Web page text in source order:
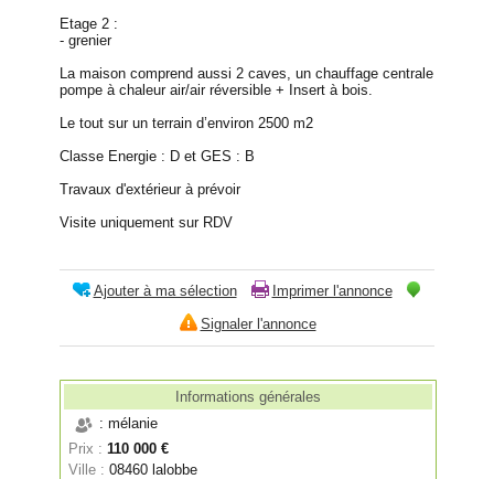
Etage 2 :
- grenier
La maison comprend aussi 2 caves, un chauffage centrale
pompe à chaleur air/air réversible + Insert à bois.
Le tout sur un terrain d’environ 2500 m2
Classe Energie : D et GES : B
Travaux d'extérieur à prévoir
Visite uniquement sur RDV
Ajouter à ma sélection
Imprimer l'annonce
Signaler l'annonce
Informations générales
: mélanie
Prix : 110 000 €
Ville :08460 lalobbe